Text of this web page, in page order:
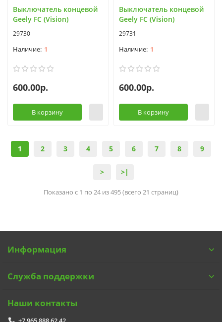
Выключатель концевой
Geely FC (Vision)
29730
1
600.00р.
В корзину
Выключатель концевой
Geely FC (Vision)
29731
1
600.00р.
В корзину
1 2 3 4 5 6 7 8 9
> >|
Показано с 1 по 24 из 495 (всего 21 страниц)
Информация
Служба поддержки
Наши контакты